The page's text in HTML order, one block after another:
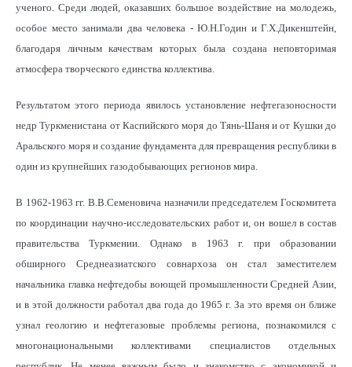
ученого. Среди людей, оказавших большое воздействие на молодежь,
особое место занимали два человека - Ю.Н.Годин и Г.Х.Дикенштейн,
благодаря личным качествам которых была создана неповторимая
атмосфера творческого единства коллектива.
Результатом этого периода явилось установление нефтегазоносности
недр Туркменистана от Каспийского моря до Тянь-Шаня и от Кушки до
Аральского моря и создание фундамента для превращения республики в
один из крупнейших газодобывающих регионов мира.
В 1962-1963 гг. В.В.Семеновича назначили председателем Госкомитета
по координации научно-исследовательских работ и, он вошел в состав
правительства Туркмении. Однако в 1963 г. при образовании
обширного Среднеазиатского совнархоза он стал заместителем
начальника главка нефтедобы воющей промышленности Средней Азии,
и в этой должности работал два года до 1965 г. За это время он ближе
узнал геологию и нефтегазовые проблемы региона, познакомился с
многонациональными коллективами специалистов отдельных